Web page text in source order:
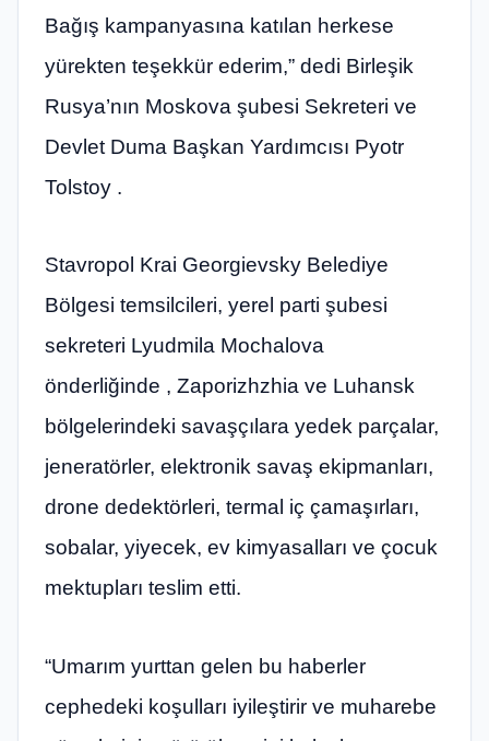
Bağış kampanyasına katılan herkese
yürekten teşekkür ederim,” dedi Birleşik
Rusya’nın Moskova şubesi Sekreteri ve
Devlet Duma Başkan Yardımcısı Pyotr
Tolstoy .
Stavropol Krai Georgievsky Belediye
Bölgesi temsilcileri, yerel parti şubesi
sekreteri Lyudmila Mochalova
önderliğinde , Zaporizhzhia ve Luhansk
bölgelerindeki savaşçılara yedek parçalar,
jeneratörler, elektronik savaş ekipmanları,
drone dedektörleri, termal iç çamaşırları,
sobalar, yiyecek, ev kimyasalları ve çocuk
mektupları teslim etti.
“Umarım yurttan gelen bu haberler
cephedeki koşulları iyileştirir ve muharebe